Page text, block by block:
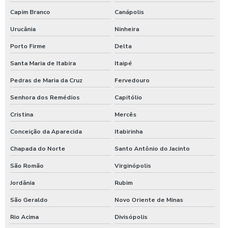
Capim Branco Canápolis
Urucânia Ninheira
Porto Firme Delta
Santa Maria de Itabira Itaipé
Pedras de Maria da Cruz Fervedouro
Senhora dos Remédios Capitólio
Cristina Mercês
Conceição da Aparecida Itabirinha
Chapada do Norte Santo Antônio do Jacinto
São Romão Virginópolis
Jordânia Rubim
São Geraldo Novo Oriente de Minas
Rio Acima Divisópolis